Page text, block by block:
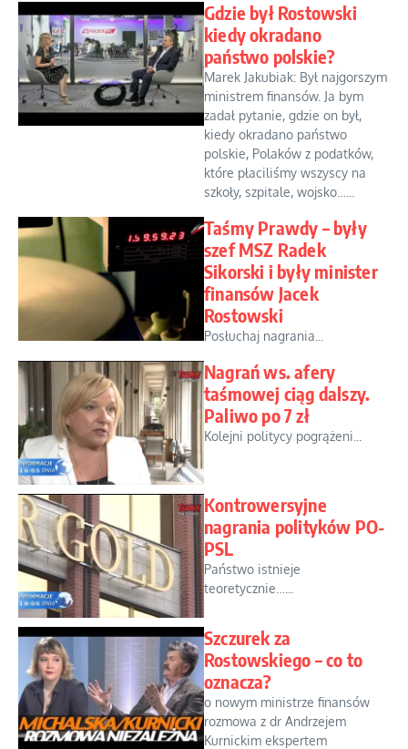
Gdzie był Rostowski
kiedy okradano
państwo polskie?
Marek Jakubiak: Był najgorszym
ministrem finansów. Ja bym
zadał pytanie, gdzie on był,
kiedy okradano państwo
polskie, Polaków z podatków,
które płaciliśmy wszyscy na
szkoły, szpitale, wojsko…...
Taśmy Prawdy – były
szef MSZ Radek
Sikorski i były minister
finansów Jacek
Rostowski
Posłuchaj nagrania...
Nagrań ws. afery
taśmowej ciąg dalszy.
Paliwo po 7 zł
Kolejni politycy pogrążeni...
Kontrowersyjne
nagrania polityków PO-
PSL
Państwo istnieje
teoretycznie…...
Szczurek za
Rostowskiego – co to
oznacza?
o nowym ministrze finansów
rozmowa z dr Andrzejem
Kurnickim ekspertem